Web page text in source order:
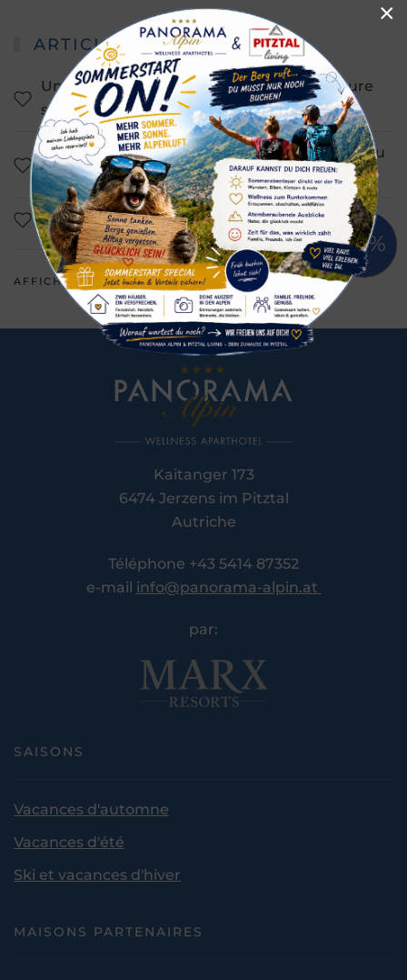
ARTICLES LES PLUS LUS
Un voyage à Rifflsee - une expérience nature
sans pareille
Cascade de Stuiben - Commune de Jerzens au
Tyrol
Prix ​​HolidayCheck
AFFICHER TOUT
Kaitanger 173
6474 Jerzens im Pitztal
Autriche
Téléphone +43 5414 87352
e-mail info@panorama-alpin.at
par:
SAISONS
Vacances d'automne
Vacances d'été
Ski et vacances d'hiver
MAISONS PARTENAIRES
×